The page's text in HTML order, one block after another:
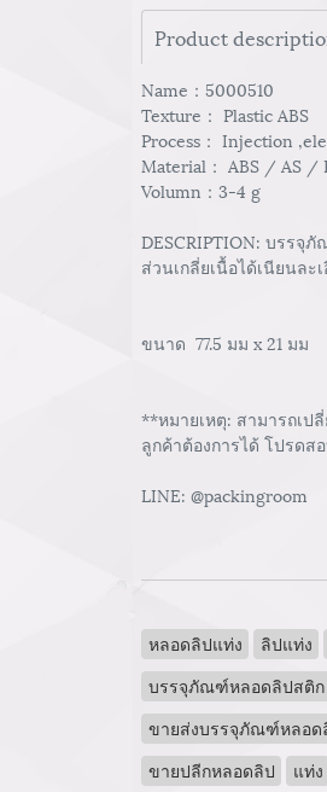
Product
Name：5000510
Texture： Plastic ABS
Process： Injection
Material： ABS / AS /
Volumn：3-4 g
DESCRIPTION: บรรจุ
ส่วนเกลี่ยเนื้อได้เนียนล
ขนาด 77.5 มม x 21 มม
**หมายเหตุ: สามารถเป
ลูกค้าต้องการได้ โปรดส
LINE: @packingroom
หลอดลิปแท่ง ลิปแท่ง
บรรจุภัณฑ์หลอดลิปสติก
ขายส่งบรรจุภัณฑ์หลอด
ขายปลีกหลอดลิป
แท่ง